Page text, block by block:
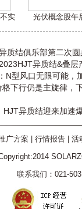
实 光伏概念股午
质结俱乐部第二次
异质结&叠层
N型风口无限可能，
格下行仍是主旋律，
HJT异质结迎来加速
广方案 行情报告| 活
联系我们：021-